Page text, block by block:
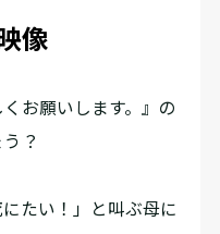
像
お願いします。』の
？
たい！」と叫ぶ母に